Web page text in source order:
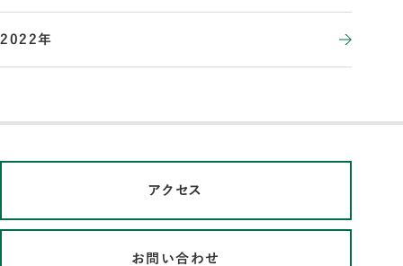
2022年
アクセス
お問い合わせ